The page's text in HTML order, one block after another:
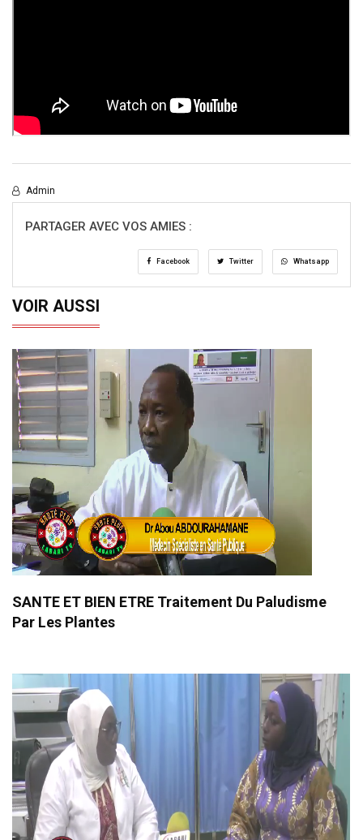
Admin
PARTAGER AVEC VOS AMIES :
Facebook Twitter Whatsapp
VOIR AUSSI
SANTE ET BIEN ETRE Traitement Du Paludisme
Par Les Plantes